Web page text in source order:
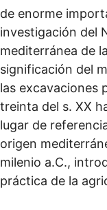
de enorme
investigación del
mediterránea de
significación del
las excavaciones
treinta del s. XX
lugar de
origen
milenio a.C.,
práctica de la